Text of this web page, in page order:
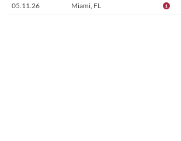
05.11.26 Miami, FL